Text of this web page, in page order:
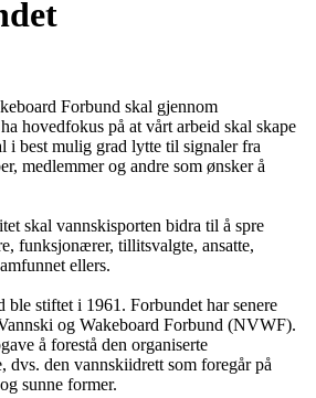
Forbund skal gjennom
hovedfokus på at vårt arbeid skal skape
i best mulig grad lytte til signaler fra
medlemmer og andre som ønsker å
skal vannskisporten bidra til å spre
funksjonærer, tillitsvalgte, ansatte,
ellers.
ble stiftet i 1961. Forbundet har senere
og Wakeboard Forbund (NVWF).
å forestå den organiserte
dvs. den vannskiidrett som foregår på
sunne former.